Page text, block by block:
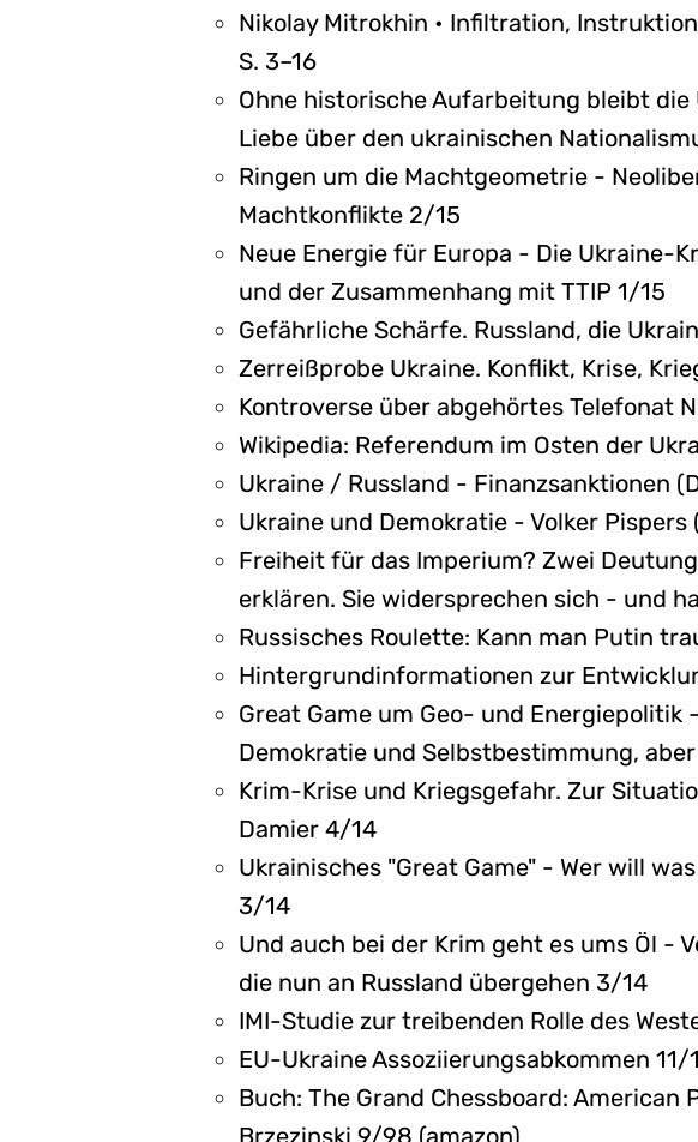
Nikolay Mitrokhin • Infiltration,
S. 3–16
Ohne historische Aufarbeitung bleibt
Liebe über den ukrainischen
Ringen um die Machtgeometrie -
Machtkonflikte 2/15
Neue Energie für Europa - Die Ukraine-
und der Zusammenhang mit TTIP 1/15
Gefährliche Schärfe. Russland, die
Zerreißprobe Ukraine. Konflikt, Krise,
Kontroverse über abgehörtes Telefonat
Wikipedia: Referendum im Osten der
Ukraine / Russland - Finanzsanktionen
Ukraine und Demokratie - Volker Pispers
Freiheit für das Imperium? Zwei
erklären. Sie widersprechen sich - und
Russisches Roulette: Kann man Putin
Hintergrundinformationen zur
Great Game um Geo- und
Demokratie und Selbstbestimmung,
Krim-Krise und Kriegsgefahr. Zur
Damier 4/14
Ukrainisches "Great Game" - Wer will
3/14
Und auch bei der Krim geht es ums Öl -
die nun an Russland übergehen 3/14
IMI-Studie zur treibenden Rolle des
EU-Ukraine Assoziierungsabkommen 11/
Buch: The Grand Chessboard:
Brzezinski 9/98 (amazon)